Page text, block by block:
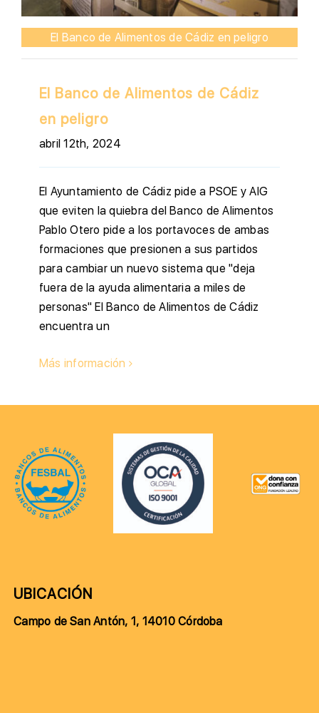
El Banco de Alimentos de Cádiz en peligro
El Banco de Alimentos de Cádiz
en peligro
abril 12th, 2024
El Ayuntamiento de Cádiz pide a PSOE y AIG
que eviten la quiebra del Banco de Alimentos
Pablo Otero pide a los portavoces de ambas
formaciones que presionen a sus partidos
para cambiar un nuevo sistema que "deja
fuera de la ayuda alimentaria a miles de
personas" El Banco de Alimentos de Cádiz
encuentra un
Más información
UBICACIÓN
Campo de San Antón, 1, 14010 Córdoba